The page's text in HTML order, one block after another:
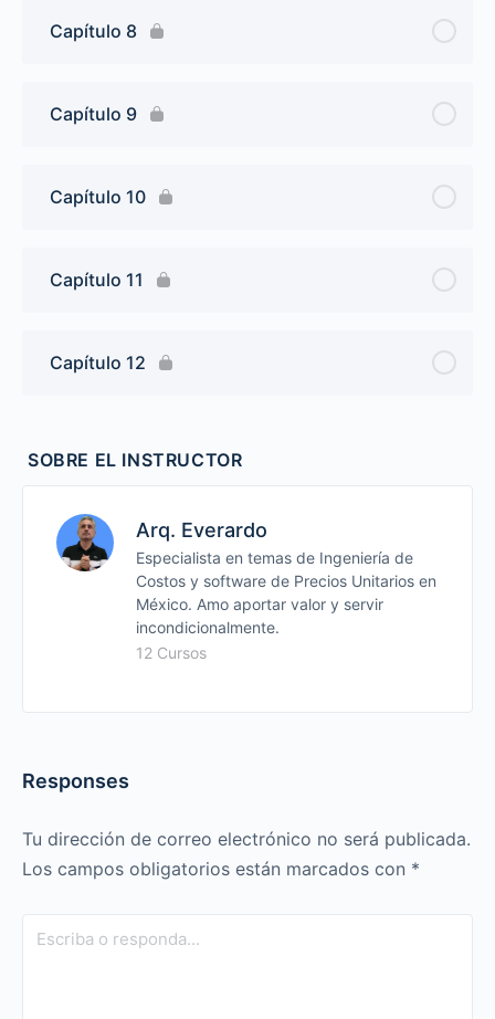
Capítulo 8
Capítulo 9
Capítulo 10
Capítulo 11
Capítulo 12
SOBRE EL INSTRUCTOR
Arq. Everardo
Especialista en temas de Ingeniería de
Costos y software de Precios Unitarios en
México. Amo aportar valor y servir
incondicionalmente.
12 Cursos
Responses
Tu dirección de correo electrónico no será publicada.
Los campos obligatorios están marcados con *